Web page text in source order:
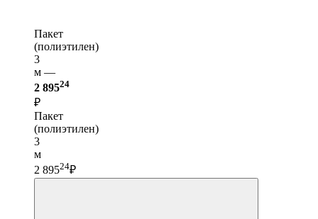
Пакет
(полиэтилен)
3
м —
2 89524
₽
Пакет
(полиэтилен)
3
м
2 89524₽